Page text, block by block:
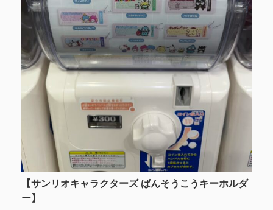
【サンリオキャラクターズ ばんそうこうキーホルダ
ー】